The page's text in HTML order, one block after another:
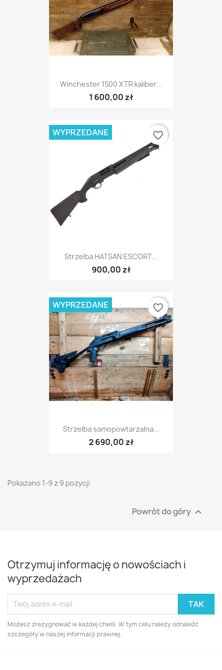
Winchester 1500 XTR kaliber...
1 600,00 zł
Strzelba HATSAN ESCORT...
900,00 zł
WYPRZEDANE favorite_border
Strzelba samopowtarzalna...
2 690,00 zł
WYPRZEDANE favorite_border
Pokazano 1-9 z 9 pozycji
Powrót do góry 
Otrzymuj informację o nowościach i
wyprzedażach
Możesz zrezygnować w każdej chwili. W tym celu należy odnaleźć
szczegóły w naszej informacji prawnej.